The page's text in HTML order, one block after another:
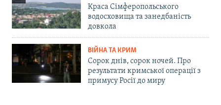
Краса Сімферопольського
водосховища та занедбаність
довкола
ВІЙНА ТА КРИМ
Сорок днів, сорок ночей. Про
результати кримської операції з
примусу Росії до миру